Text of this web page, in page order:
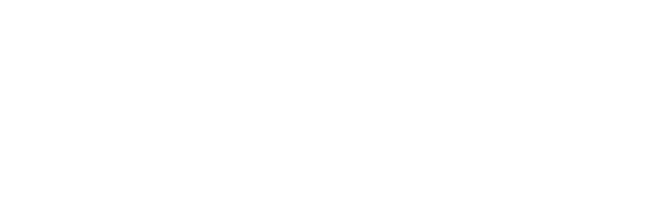
wohnen: die Stadtverwaltung
wohnen: das Landratsamt